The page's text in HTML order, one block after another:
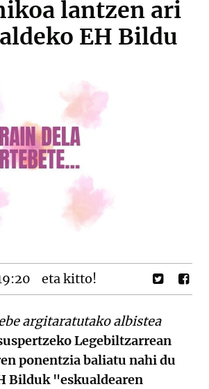
lantzen ari
EH Bildu
eta kitto!
argitaratutako albistea
Legebiltzarrean
ponentzia baliatu nahi du
Bilduk "eskualdearen